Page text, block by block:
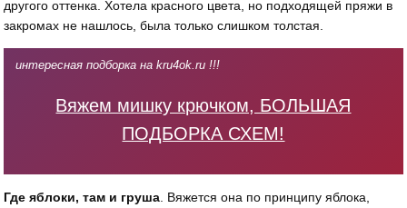
другого оттенка. Хотела красного цвета, но подходящей пряжи в
закромах не нашлось, была только слишком толстая.
интересная подборка на kru4ok.ru !!!
Вяжем мишку крючком, БОЛЬШАЯ
ПОДБОРКА СХЕМ!
Где яблоки, там и груша . Вяжется она по принципу яблока,